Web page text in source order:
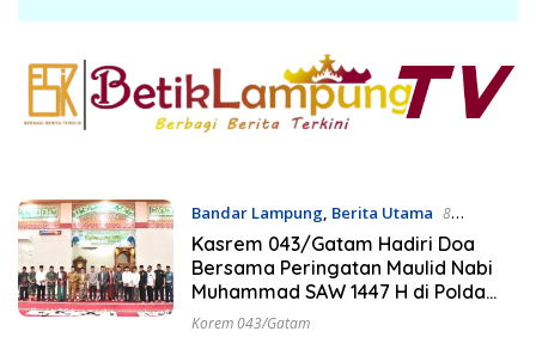
Bandar Lampung, Berita Utama 8
September 2025
Kasrem 043/Gatam Hadiri Doa
Bersama Peringatan Maulid Nabi
Muhammad SAW 1447 H di Polda
Lampung
Korem 043/Gatam